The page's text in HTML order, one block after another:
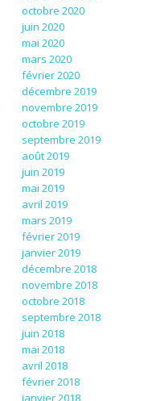
octobre 2020
juin 2020
mai 2020
mars 2020
février 2020
décembre 2019
novembre 2019
octobre 2019
septembre 2019
août 2019
juin 2019
mai 2019
avril 2019
mars 2019
février 2019
janvier 2019
décembre 2018
novembre 2018
octobre 2018
septembre 2018
juin 2018
mai 2018
avril 2018
février 2018
janvier 2018